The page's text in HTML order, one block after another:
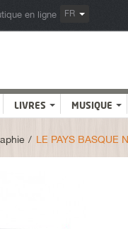
en ligne FR
LIVRES MUSIQUE
> LE PAYS BASQUE